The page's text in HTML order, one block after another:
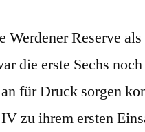
Werdener Reserve
die erste Sechs
für Druck sorgen
zu ihrem ersten